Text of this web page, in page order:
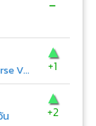
-
FREEHAND (genie Verse Vol.1)
▲
+1
น
▲
+2